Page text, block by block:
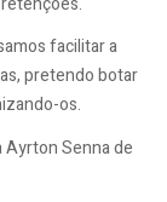
facilitar a
pretendo botar
os.
Ayrton Senna de